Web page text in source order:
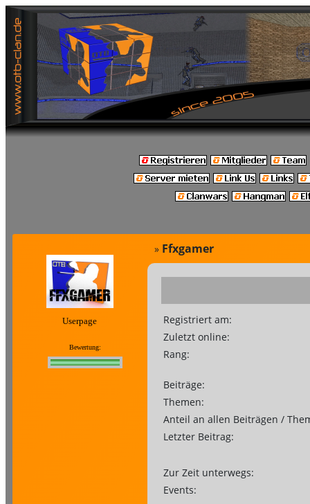
Userpage
Bewertung:
» Ffxgamer
Registriert am:
Zuletzt online:
Rang:
Beiträge:
Themen:
Anteil an allen Beiträgen /
Letzter Beitrag:
Zur Zeit unterwegs:
Events: